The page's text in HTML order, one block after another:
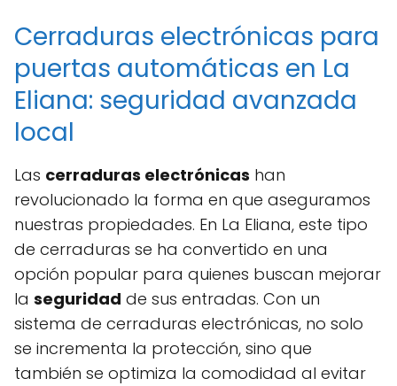
Cerraduras electrónicas para
puertas automáticas en La
Eliana: seguridad avanzada
local
Las cerraduras electrónicas han
revolucionado la forma en que aseguramos
nuestras propiedades. En La Eliana, este tipo
de cerraduras se ha convertido en una
opción popular para quienes buscan mejorar
la seguridad de sus entradas. Con un
sistema de cerraduras electrónicas, no solo
se incrementa la protección, sino que
también se optimiza la comodidad al evitar